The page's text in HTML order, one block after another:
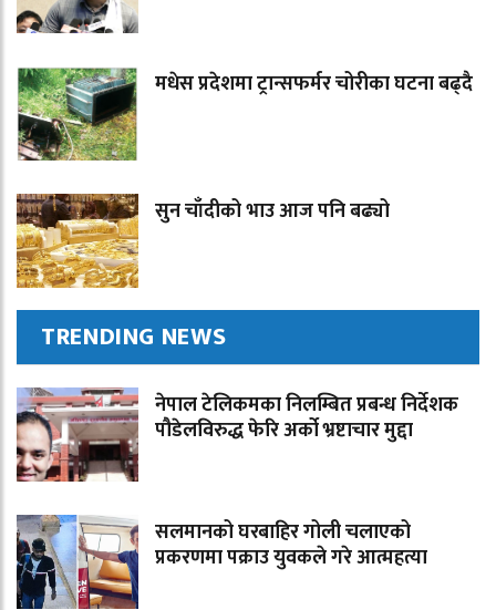
मधेस प्रदेशमा ट्रान्सफर्मर चोरीका घटना बढ्दै
सुन चाँदीको भाउ आज पनि बढ्यो
TRENDING NEWS
नेपाल टेलिकमका निलम्बित प्रबन्ध निर्देशक
पौडेलविरुद्ध फेरि अर्को भ्रष्टाचार मुद्दा
सलमानको घरबाहिर गोली चलाएको
प्रकरणमा पक्राउ युवकले गरे आत्महत्या